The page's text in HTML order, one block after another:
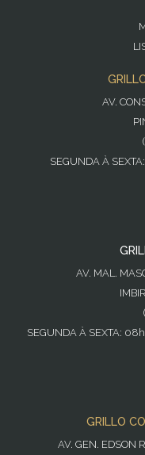
AV.
SEGUNDA À
AV. MAL.
SEGUNDA À SEXTA:
GRILLO
AV. GEN. EDSON